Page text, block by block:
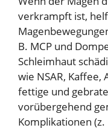
verkrampft ist,
B. MCP und
Schleimhaut
wie NSAR, Kaffee,
fettige und
vorübergehend
Komplikationen